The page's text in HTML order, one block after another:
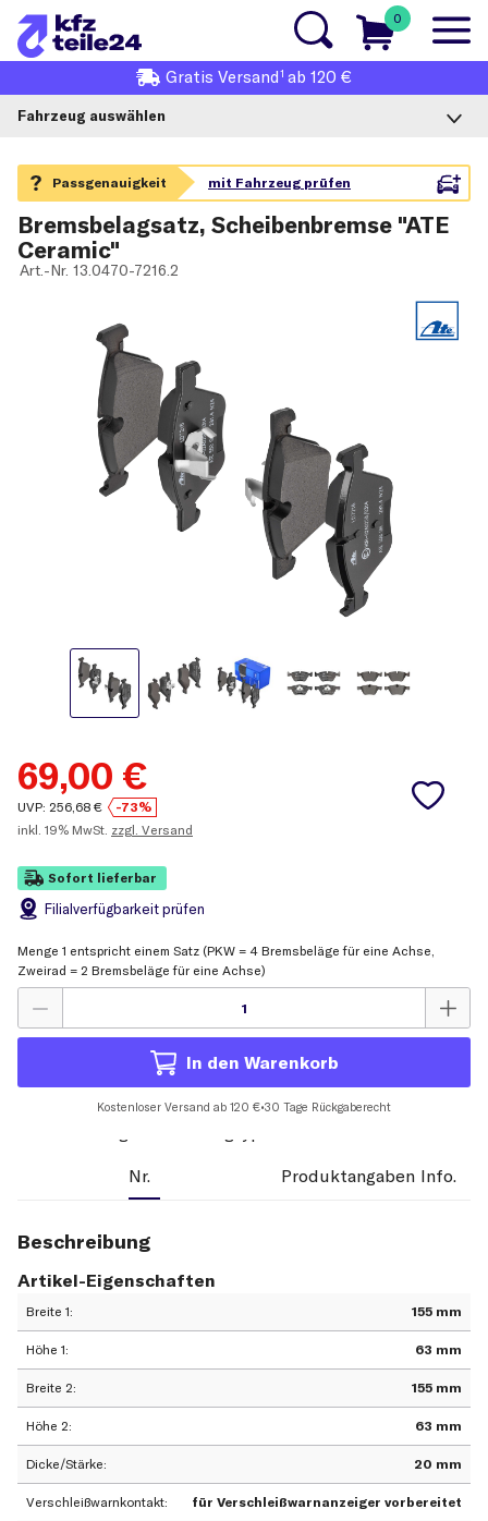
0
Gratis Versand1 ab 120 €
Fahrzeug auswählen
Bremsbelagsatz, Scheibenbremse "ATE
Ceramic"
Art.-Nr. 13.0470-7216.2
69,00 €
UVP: 256,68 €
-73%
inkl. 19% MwSt. zzgl. Versand
Sofort lieferbar
Filialverfügbarkeit prüfen
Menge 1 entspricht einem Satz (PKW = 4 Bremsbeläge für eine Achse,
Zweirad = 2 Bremsbeläge für eine Achse)
In den Warenkorb
Kostenloser Versand ab 120 €•30 Tage Rückgaberecht
Nr.
Produktangaben Info.
Beschreibung
Artikel-Eigenschaften
Breite 1 155 mm
Höhe 1 63 mm
Breite 2 155 mm
Höhe 2 63 mm
Dicke/Stärke 20 mm
Verschleißwarnkontakt für Verschleißwarnanzeiger vorbereitet